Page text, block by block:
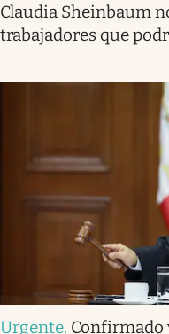
Claudia Sheinbaum
trabajadores que
Urgente. Confirmado